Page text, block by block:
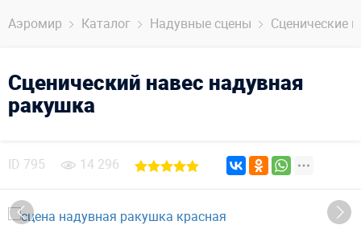
Аэромир Каталог Надувные сцены Сценические
Сценический навес надувная
ракушка
ID 795 14 296